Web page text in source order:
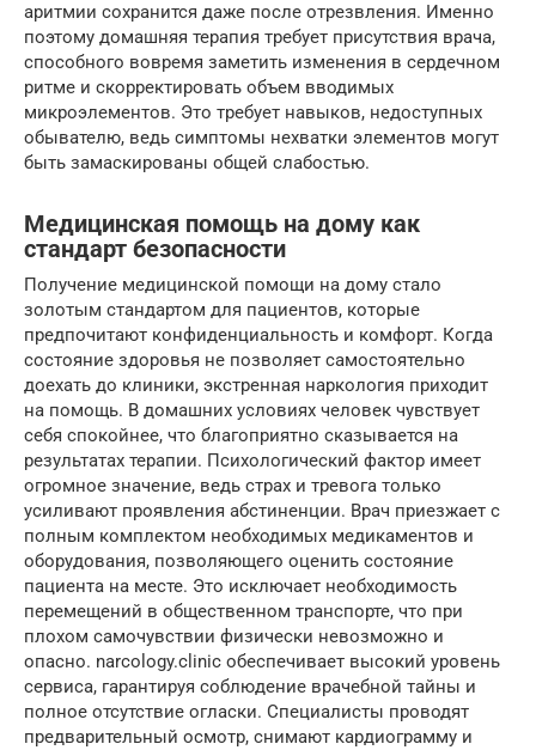
аритмии сохранится даже после отрезвления. Именно
поэтому домашняя терапия требует присутствия врача,
способного вовремя заметить изменения в сердечном
ритме и скорректировать объем вводимых
микроэлементов. Это требует навыков, недоступных
обывателю, ведь симптомы нехватки элементов могут
быть замаскированы общей слабостью.
Медицинская помощь на дому как
стандарт безопасности
Получение медицинской помощи на дому стало
золотым стандартом для пациентов, которые
предпочитают конфиденциальность и комфорт. Когда
состояние здоровья не позволяет самостоятельно
доехать до клиники, экстренная наркология приходит
на помощь. В домашних условиях человек чувствует
себя спокойнее, что благоприятно сказывается на
результатах терапии. Психологический фактор имеет
огромное значение, ведь страх и тревога только
усиливают проявления абстиненции. Врач приезжает с
полным комплектом необходимых медикаментов и
оборудования, позволяющего оценить состояние
пациента на месте. Это исключает необходимость
перемещений в общественном транспорте, что при
плохом самочувствии физически невозможно и
опасно. narcology.clinic обеспечивает высокий уровень
сервиса, гарантируя соблюдение врачебной тайны и
полное отсутствие огласки. Специалисты проводят
предварительный осмотр, снимают кардиограмму и